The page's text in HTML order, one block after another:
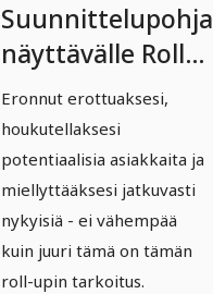
Suunnittelupohja
näyttävälle Roll-
upille (Vol. 2) -
Versio 9
Eronnut erottuaksesi,
houkutellaksesi
potentiaalisia asiakkaita ja
miellyttääksesi jatkuvasti
nykyisiä - ei vähempää
kuin juuri tämä on tämän
roll-upin tarkoitus.